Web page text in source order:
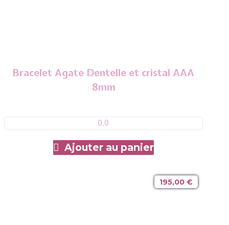
Bracelet Agate Dentelle et cristal AAA
8mm
0.0
Ajouter au panier
195,00 €